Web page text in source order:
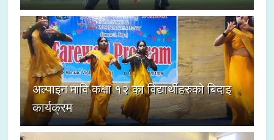
अल्पाइन मावि कक्षा १२ का विद्यार्थीहरुको बिदाइ
कार्यक्रम